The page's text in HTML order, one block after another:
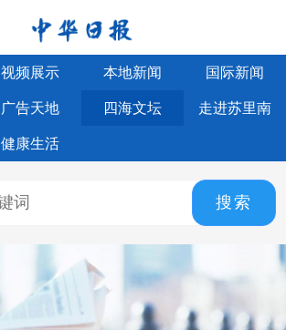
视频展示 本地新闻 国际新闻
广告天地 四海文坛 走进苏里南
健康生活
搜索